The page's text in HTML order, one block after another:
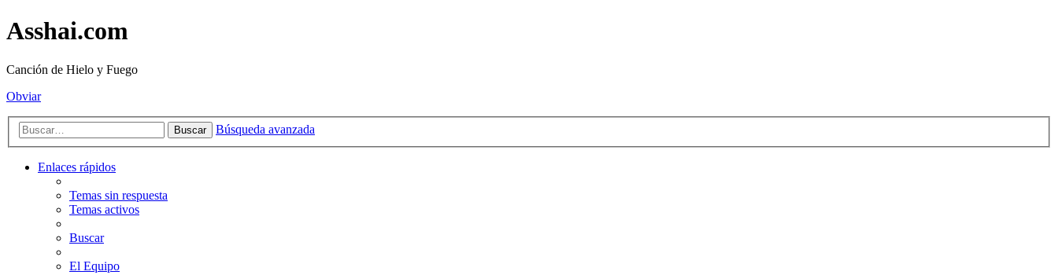
Asshai.com
Canción de Hielo y Fuego
Obviar
Buscar Búsqueda avanzada
Enlaces rápidos
Temas sin respuesta
Temas activos
Buscar
El Equipo